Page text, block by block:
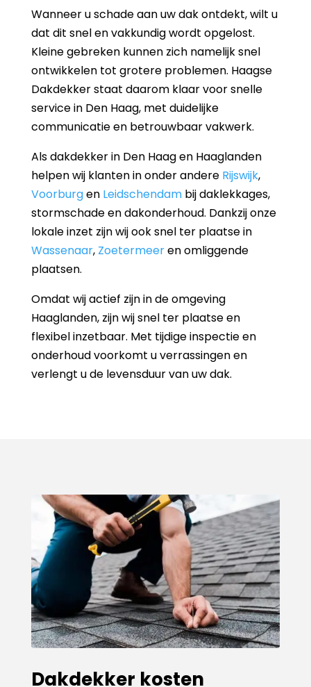
Wanneer u schade aan uw dak ontdekt, wilt u
dat dit snel en vakkundig wordt opgelost.
Kleine gebreken kunnen zich namelijk snel
ontwikkelen tot grotere problemen. Haagse
Dakdekker staat daarom klaar voor snelle
service in Den Haag, met duidelijke
communicatie en betrouwbaar vakwerk.
Als dakdekker in Den Haag en Haaglanden
helpen wij klanten in onder andere Rijswijk,
Voorburgen Leidschendambij daklekkages,
stormschade en dakonderhoud. Dankzij onze
lokale inzet zijn wij ook snel ter plaatse in
Wassenaar, Zoetermeeren omliggende
plaatsen.
Omdat wij actief zijn in de omgeving
Haaglanden, zijn wij snel ter plaatse en
flexibel inzetbaar. Met tijdige inspectie en
onderhoud voorkomt u verrassingen en
verlengt u de levensduur van uw dak.
Dakdekker kosten